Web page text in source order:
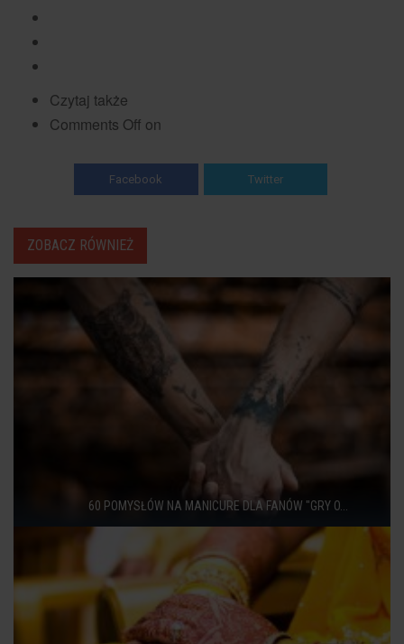
Czytaj także
Comments Off on
Facebook Twitter
ZOBACZ RÓWNIEŻ
60 POMYSŁÓW NA MANICURE DLA FANÓW "GRY O...